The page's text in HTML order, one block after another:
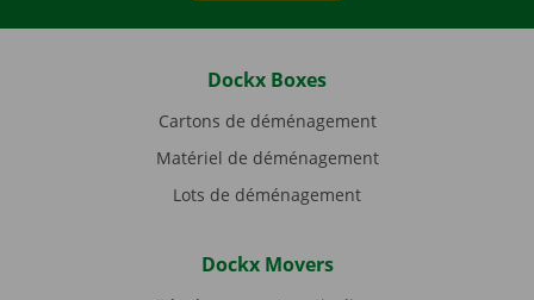
Dockx Boxes
Cartons de déménagement
Matériel de déménagement
Lots de déménagement
Dockx Movers